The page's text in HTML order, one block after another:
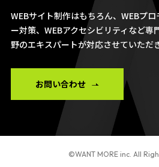
WEBサイト制作はもちろん、WEBプ
ー対策、WEBアクセシビリティなど専
野のエキスパートが対応させていただ
お問い合わせ
©WANT MORE inc. All